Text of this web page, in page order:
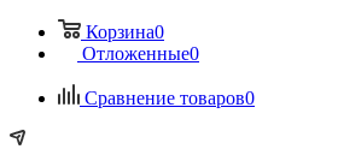
Корзина0
Отложенные0
Сравнение товаров0